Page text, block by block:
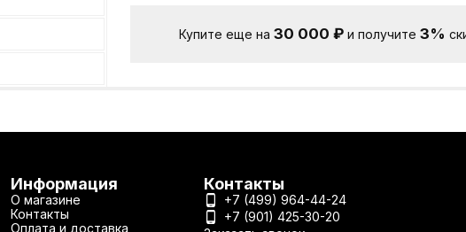
Купите еще на30 000₽ и получите3%
Информация
О магазине
Контакты
Оплата и доставка
Контакты
+7 (499) 964-44-24
+7 (901) 425-30-20